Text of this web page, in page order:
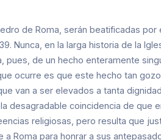
de Roma, serán beatificadas
Nunca, en la larga historia de la
de un hecho enteramente
ocurre es que este hecho tan
van a ser elevados a tanta
desagradable coincidencia de que
religiosas, pero resulta que
Roma para honrar a sus